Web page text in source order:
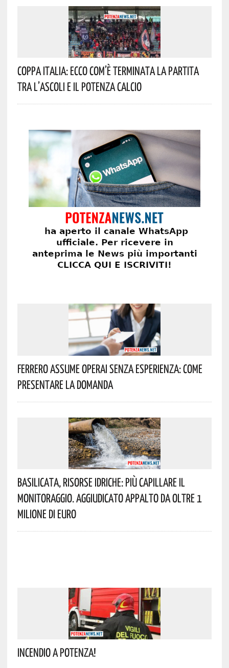
Coppa Italia: Ecco Com’è Terminata La Partita
Tra L’Ascoli E Il Potenza Calcio
Ferrero Assume Operai Senza Esperienza: Come
Presentare La Domanda
Basilicata, Risorse Idriche: Più Capillare Il
Monitoraggio. Aggiudicato Appalto Da Oltre 1
Milione Di Euro
Incendio A Potenza!